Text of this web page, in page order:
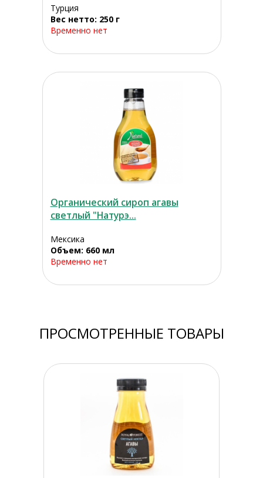
Турция
Вес нетто: 250 г
Временно нет
Органический сироп агавы
светлый "Натурэ...
Мексика
Объем: 660 мл
Временно нет
ПРОСМОТРЕННЫЕ ТОВАРЫ